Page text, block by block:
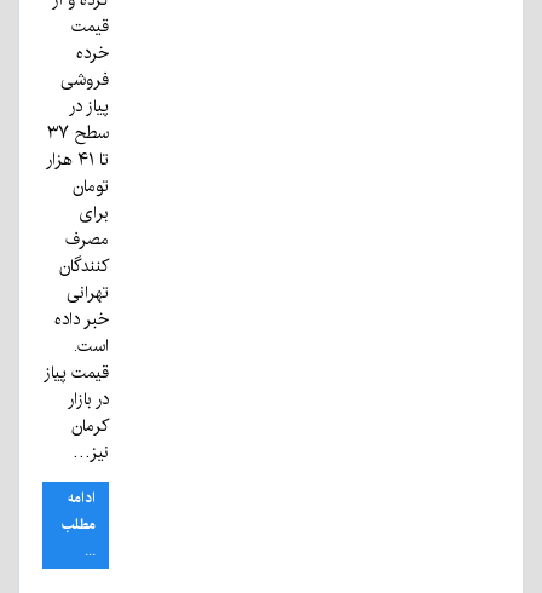
قیمت
خرده
فروشی
پیاز در
سطح ۳۷
تا ۴۱ هزار
تومان
برای
مصرف
کنندگان
تهرانی
خبر داده
است.
قیمت پیاز
در بازار
کرمان
نیز…
ادامه
مطلب
...